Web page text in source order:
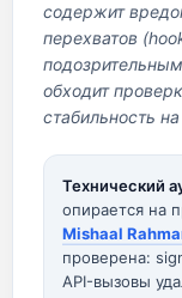
содержит
перехватов
обходит
стабильность
Технический
опирается на
Mishaal
проверена:
API-вызовы